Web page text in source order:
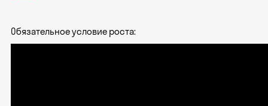
Обязательное условие роста: